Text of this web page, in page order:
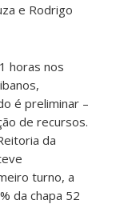
e Rodrigo
horas nos
é preliminar –
de recursos.
da
turno, a
da chapa 52